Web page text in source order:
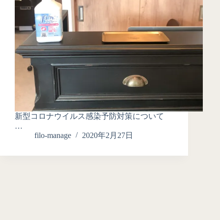
新型コロナウイルス感染予防対策について
…
filo-manage
2020年2月27日